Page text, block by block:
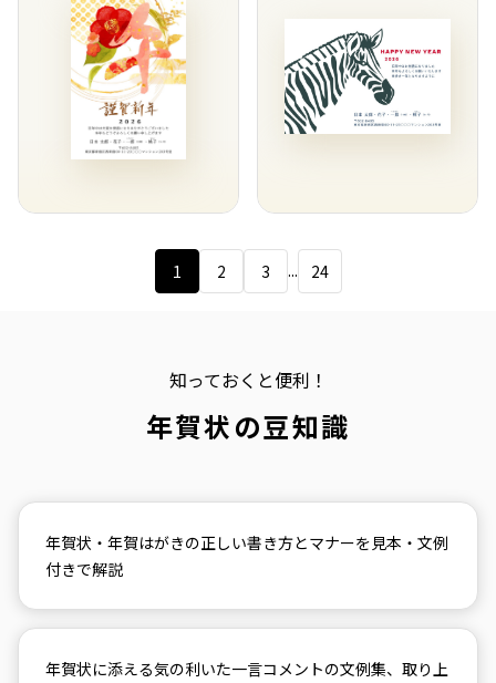
1 2 3 ... 24
知っておくと便利！
年賀状の豆知識
年賀状・年賀はがきの正しい書き方とマナーを見本・文例
付きで解説
年賀状に添える気の利いた一言コメントの文例集、取り上